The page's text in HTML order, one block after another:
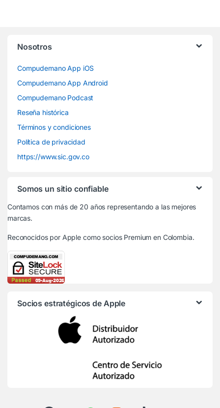
Nosotros
Compudemano App iOS
Compudemano App Android
Compudemano Podcast
Reseña histórica
Términos y condiciones
Política de privacidad
https://www.sic.gov.co
Somos un sitio confiable
Contamos con más de 20 años representando a las mejores
marcas.
Reconocidos por Apple como socios Premium en Colombia.
Socios estratégicos de Apple